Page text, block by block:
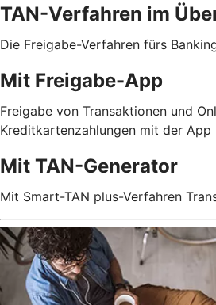
TAN-Verfahren im
Die Freigabe-Verfahren fürs
Mit Freigabe-App
Freigabe von Transaktionen und
Kreditkartenzahlungen mit der App
Mit TAN-Generator
Mit Smart-TAN plus-Verfahren